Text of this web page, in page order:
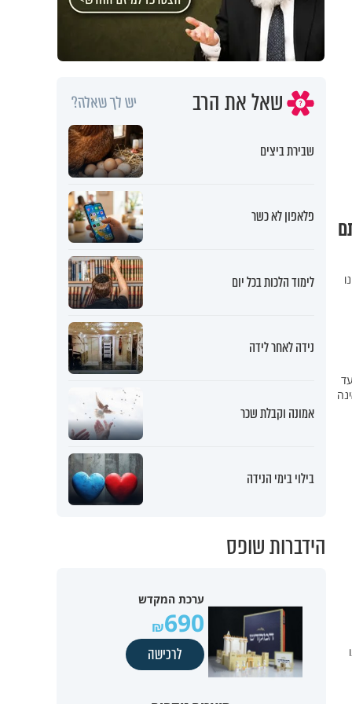
שאל את הרב יש לך שאלה?
שבירת ביצים
פלאפון לא כשר
לימוד הלכות בכל יום
נידה לאחר לידה
אמונה וקבלת שכר
בילוי בימי הנידה
הידברות שופס
ערכת המקדש
690
לרכישה